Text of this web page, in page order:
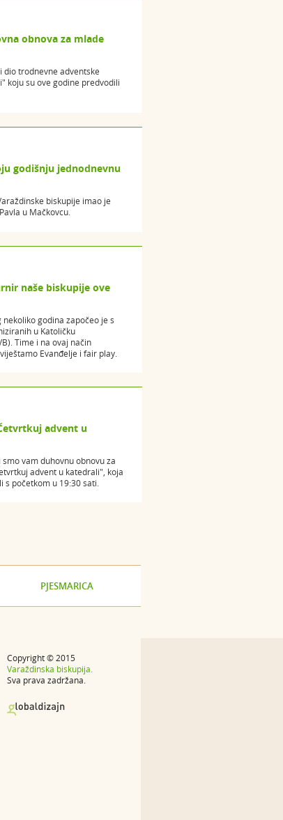
obnova za mlade
dio trodnevne adventske
koju su ove godine predvodili
godišnju jednodnevnu
biskupije imao je
u Mačkovcu.
naše biskupije ove
godina započeo je s
u Katoličku
Time i na ovaj način
Evanđelje i fair play.
advent u
vam duhovnu obnovu za
advent u katedrali", koja
početkom u 19:30 sati.
PJESMARICA
Copyright © 2015
Varaždinska biskupija.
Sva prava zadržana.